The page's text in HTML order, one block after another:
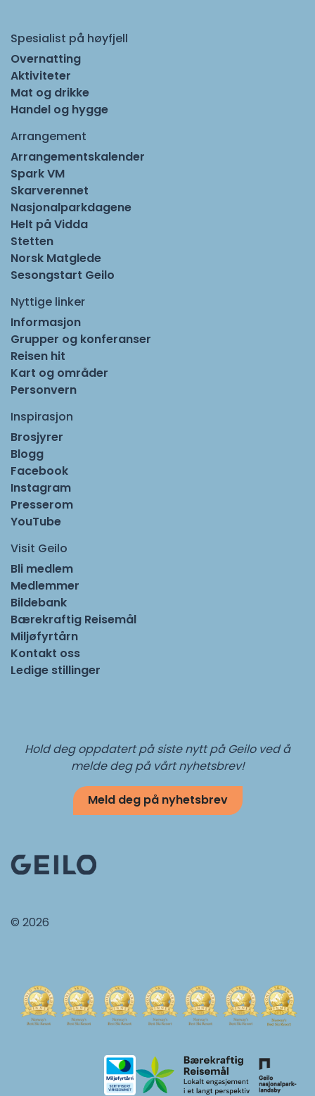
Spesialist på høyfjell
Overnatting
Aktiviteter
Mat og drikke
Handel og hygge
Arrangement
Arrangementskalender
Spark VM
Skarverennet
Nasjonalparkdagene
Helt på Vidda
Stetten
Norsk Matglede
Sesongstart Geilo
Nyttige linker
Informasjon
Grupper og konferanser
Reisen hit
Kart og områder
Personvern
Inspirasjon
Brosjyrer
Blogg
Facebook
Instagram
Presserom
YouTube
Visit Geilo
Bli medlem
Medlemmer
Bildebank
Bærekraftig Reisemål
Miljøfyrtårn
Kontakt oss
Ledige stillinger
Hold deg oppdatert på siste nytt på Geilo ved å
melde deg på vårt nyhetsbrev!
Meld deg på nyhetsbrev
© 2026